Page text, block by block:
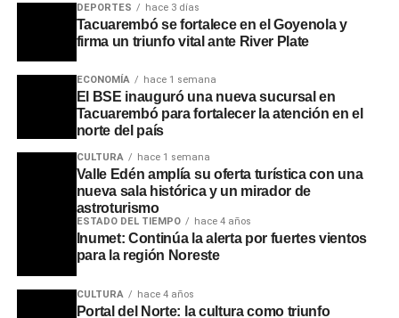
Asimismo, se recordaron las intervenciones que realizaba
en pleno apogeo de sus bailes multitudinarios, cuando
pausaba la música para brindar mensajes de
concientización a los jóvenes sobre la educación, la
prevención de adicciones y la importancia de no olvidar
DEPORTES hace 3 días
Tacuarembó se fortalece en el Goyenola y
firma un triunfo vital ante River Plate
ECONOMÍA hace 1 semana
El BSE inauguró una nueva sucursal en
Tacuarembó para fortalecer la atención en el
norte del país
CULTURA hace 1 semana
Valle Edén amplía su oferta turística con una
nueva sala histórica y un mirador de
astroturismo
ESTADO DEL TIEMPO hace 4 años
Inumet: Continúa la alerta por fuertes vientos
para la región Noreste
CULTURA hace 4 años
Portal del Norte: la cultura como triunfo